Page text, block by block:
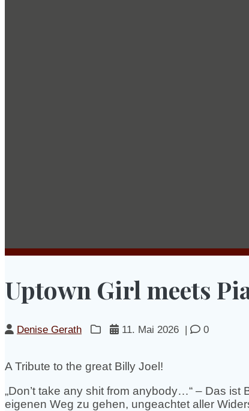
Uptown Girl meets
Denise Gerath 11. Mai 2026 0
A Tribute to the great Billy Joel!
„Don’t take any shit from anybody…“ – Das
eigenen Weg zu gehen, ungeachtet aller